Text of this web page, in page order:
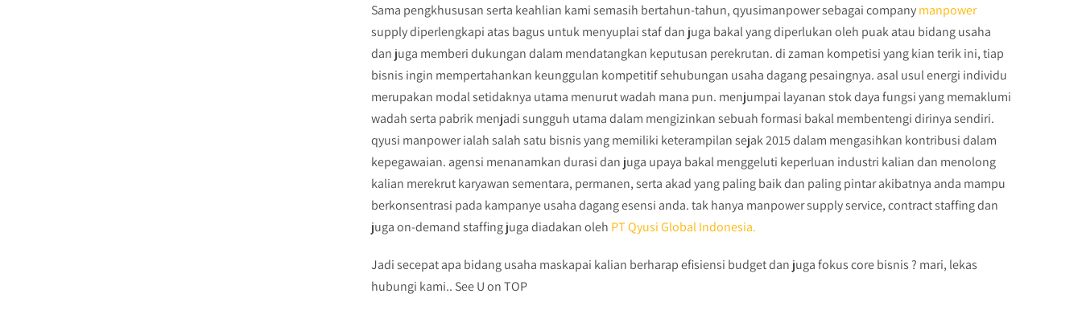
Sama pengkhususan serta keahlian kami semasih bertahun-tahun, qyusimanpower sebagai companymanpower
supply diperlengkapi atas bagus untuk menyuplai staf dan juga bakal yang diperlukan oleh puak atau bidang usaha
dan juga memberi dukungan dalam mendatangkan keputusan perekrutan. di zaman kompetisi yang kian terik ini, tiap
bisnis ingin mempertahankan keunggulan kompetitif sehubungan usaha dagang pesaingnya. asal usul energi individu
merupakan modal setidaknya utama menurut wadah mana pun. menjumpai layanan stok daya fungsi yang memaklumi
wadah serta pabrik menjadi sungguh utama dalam mengizinkan sebuah formasi bakal membentengi dirinya sendiri.
qyusi manpower ialah salah satu bisnis yang memiliki keterampilan sejak 2015 dalam mengasihkan kontribusi dalam
kepegawaian. agensi menanamkan durasi dan juga upaya bakal menggeluti keperluan industri kalian dan menolong
kalian merekrut karyawan sementara, permanen, serta akad yang paling baik dan paling pintar akibatnya anda mampu
berkonsentrasi pada kampanye usaha dagang esensi anda. tak hanya manpower supply service, contract staffing dan
juga on-demand staffing juga diadakan oleh PT Qyusi Global Indonesia.
Jadi secepat apa bidang usaha maskapai kalian berharap efisiensi budget dan juga fokus core bisnis ? mari, lekas
hubungi kami.. See U on TOP